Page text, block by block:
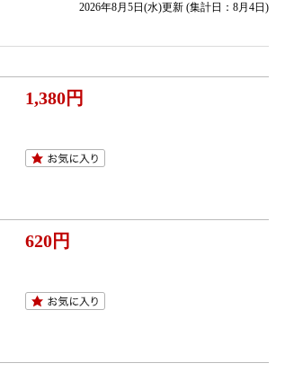
2026年8月5日(水)更新 (集計日：8月4日)
1,380円
620円